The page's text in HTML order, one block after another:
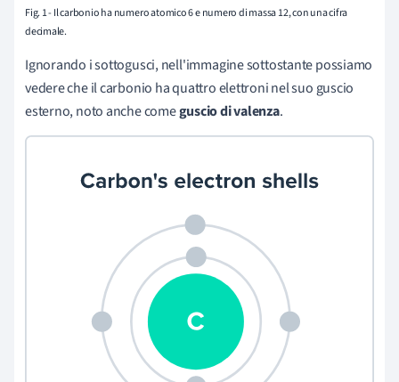
Fig. 1 - Il carbonio ha numero atomico 6 e numero di massa 12, con una cifra
decimale.
Ignorando i sottogusci, nell'immagine sottostante possiamo
vedere che il carbonio ha quattro elettroni nel suo guscio
esterno, noto anche comeguscio di valenza.